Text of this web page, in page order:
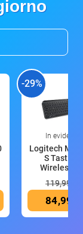
-29%
In evidenza
Logitech MX
S Tastiera
Wireless
119,99 €
84,99 €